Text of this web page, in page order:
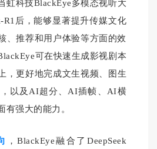
虹科技BlackEye多模态视听大
R1后，能够显著提升传媒文化
、推荐和用户体验等方面的效
可在快速生成影视剧本
，更好地完成文生视频、图生
以及AI超分、AI插帧、AI横
有强大的能力。
，BlackEye融合了DeepSeek